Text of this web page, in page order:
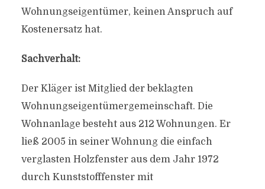
Wohnungseigentümer, keinen Anspruch auf
Kostenersatz hat.
Sachverhalt:
Der Kläger ist Mitglied der beklagten
Wohnungseigentümergemeinschaft. Die
Wohnanlage besteht aus 212 Wohnungen. Er
ließ 2005 in seiner Wohnung die einfach
verglasten Holzfenster aus dem Jahr 1972
durch Kunststofffenster mit